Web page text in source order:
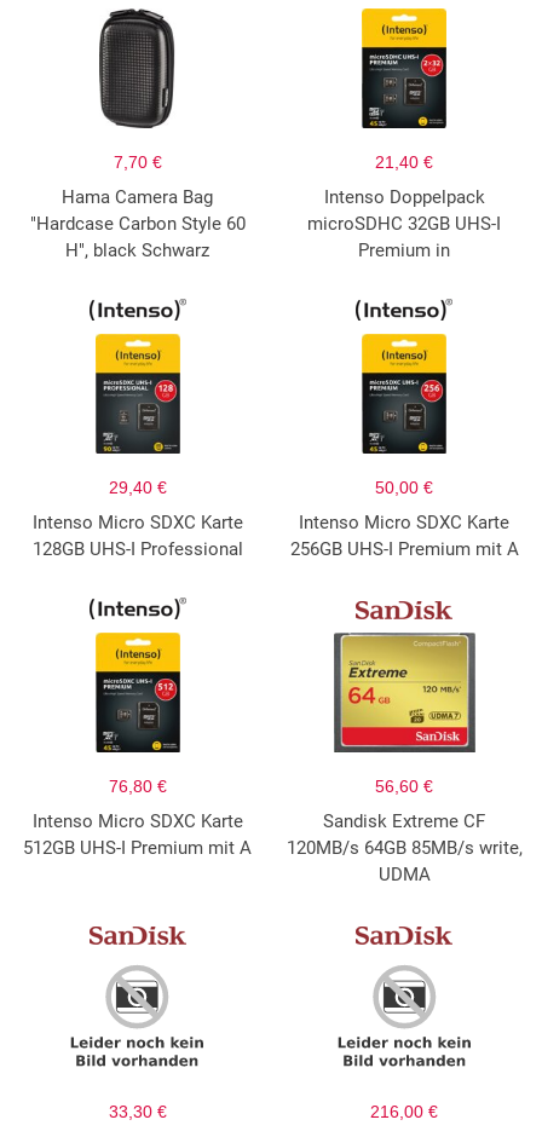
7,70 €
Hama Camera Bag
"Hardcase Carbon Style 60
H", black Schwarz
21,40 €
Intenso Doppelpack
microSDHC 32GB UHS-I
Premium in
29,40 €
Intenso Micro SDXC Karte
128GB UHS-I Professional
50,00 €
Intenso Micro SDXC Karte
256GB UHS-I Premium mit A
76,80 €
Intenso Micro SDXC Karte
512GB UHS-I Premium mit A
56,60 €
Sandisk Extreme CF
120MB/s 64GB 85MB/s write,
UDMA
33,30 € 216,00 €